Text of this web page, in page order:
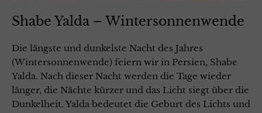
Shabe Yalda – Wintersonnenwende
Die längste und dunkelste Nacht des Jahres
(Wintersonnenwende) feiern wir in Persien, Shabe
Yalda. Nach dieser Nacht werden die Tage wieder
länger, die Nächte kürzer und das Licht siegt über die
Dunkelheit. Yalda bedeutet die Geburt des Lichts und